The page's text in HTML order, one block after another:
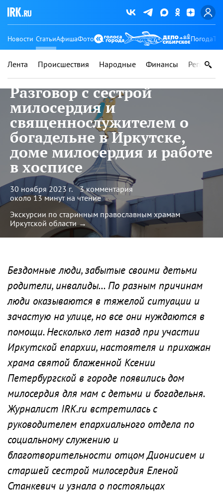
Новости СтатьиАфишаФото Погода
Лента Происшествия Народные Финансы Регионы
Разговор с сестрой
милосердия и
священнослужителем о
богадельне в Иркутске,
доме милосердия и работе
в хосписе
30 ноября 2023 г.
3 комментария
около 13 минут на чтение
Экскурсии по старинным православным храмам
Иркутской области →
Бездомные люди, забытые своими детьми
родители, инвалиды… По разным причинам
люди оказываются в тяжелой ситуации и
зачастую на улице, но все они нуждаются в
помощи. Несколько лет назад при участии
Иркутской епархии, настоятеля и прихожан
храма святой блаженной Ксении
Петербургской в городе появились дом
милосердия для мам с детьми и богадельня.
Журналист IRK.ru встретилась с
руководителем епархиального отдела по
социальному служению и
благотворительности отцом Дионисием и
старшей сестрой милосердия Еленой
Станкевич и узнала о постояльцах